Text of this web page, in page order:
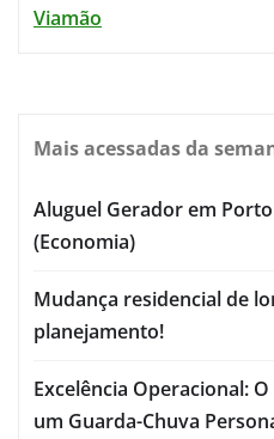
Viamão
Mais acessadas da
Aluguel Gerador em
(Economia)
Mudança residencial de
planejamento!
Excelência Operacional:
um Guarda-Chuva